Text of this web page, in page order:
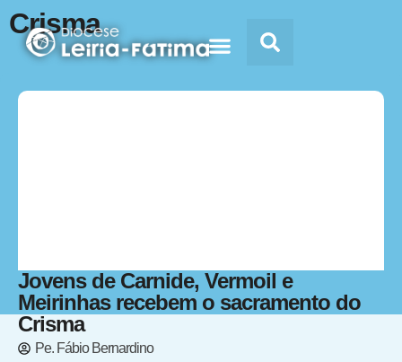
Crisma
Jovens de Carnide, Vermoil e
Meirinhas recebem o sacramento do
Crisma
Pe. Fábio Bernardino